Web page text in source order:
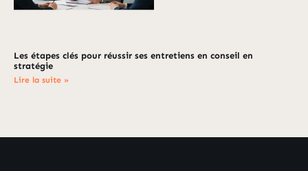
Les étapes clés pour réussir ses entretiens en conseil en
stratégie
Lire la suite »